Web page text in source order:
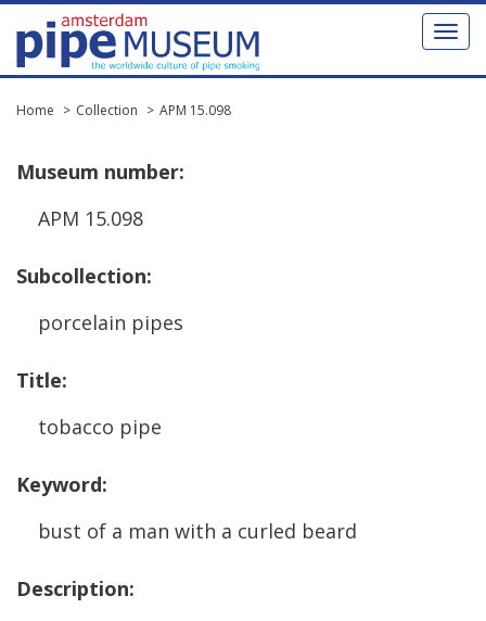
Toggle
Home Collection APM 15.098
Museum number:
APM 15.098
Subcollection:
porcelain pipes
Title:
tobacco pipe
Keyword:
bust of a man with a curled beard
Description: